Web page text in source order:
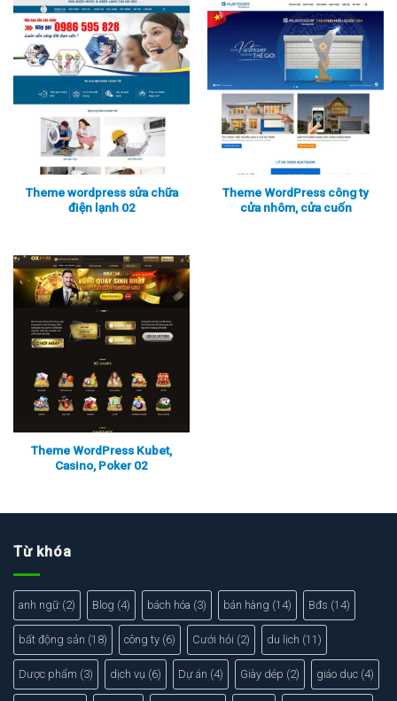
Xem thực tế Xem chi tiết Xem thực tế Xem chi tiết
Xem thực tế Xem chi tiết
Theme wordpress sửa chữa
điện lạnh 02
Theme WordPress công ty
cửa nhôm, cửa cuốn
Theme WordPress Kubet,
Casino, Poker 02
Từ khóa
anh ngữ (2) Blog (4) bách hóa (3) bán hàng (14) Bđs (14)
bất động sản (18) công ty (6) Cưới hỏi (2) du lịch (11)
Dược phẩm (3) dịch vụ (6) Dự án (4) Giày dép (2) giáo dục (4)